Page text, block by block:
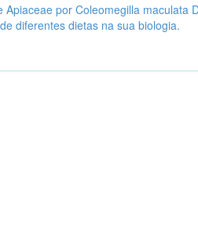
Apiaceae por Coleomegilla maculata
diferentes dietas na sua biologia.